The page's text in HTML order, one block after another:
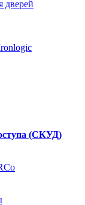
дверей
(СКУД)